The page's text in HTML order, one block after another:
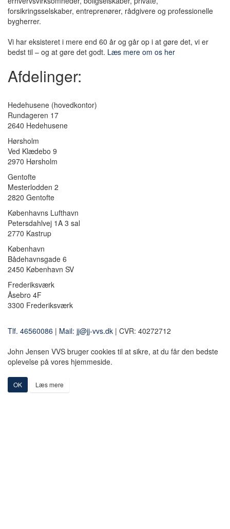
forsikringsselskaber, entreprenører, rådgivere og professionelle
bygherrer.
Vi har eksisteret i mere end 60 år og går op i at gøre det, vi er
bedst til – og at gøre det godt. Læs mere om os her
Afdelinger:
Hedehusene (hovedkontor)
Rundageren 17
2640 Hedehusene
Hørsholm
Ved Klædebo 9
2970 Hørsholm
Gentofte
Mesterlodden 2
2820 Gentofte
Københavns Lufthavn
Petersdahlvej 1A 3 sal
2770 Kastrup
København
Bådehavnsgade 6
2450 København SV
Frederiksværk
Åsebro 4F
3300 Frederiksværk
Tlf. 46560086 | Mail: jj@jj-vvs.dk | CVR: 40272712
John Jensen VVS bruger cookies til at sikre, at du får den bedste
oplevelse på vores hjemmeside.
OK Læs mere